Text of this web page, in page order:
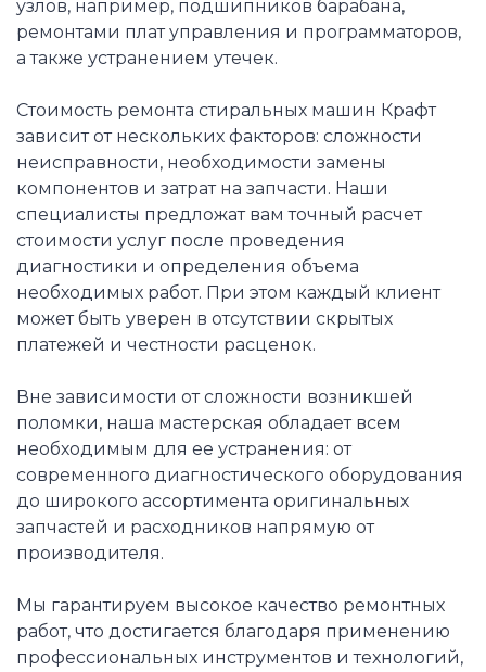
узлов, например, подшипников барабана,
ремонтами плат управления и программаторов,
а также устранением утечек.
Стоимость ремонта стиральных машин Крафт
зависит от нескольких факторов: сложности
неисправности, необходимости замены
компонентов и затрат на запчасти. Наши
специалисты предложат вам точный расчет
стоимости услуг после проведения
диагностики и определения объема
необходимых работ. При этом каждый клиент
может быть уверен в отсутствии скрытых
платежей и честности расценок.
Вне зависимости от сложности возникшей
поломки, наша мастерская обладает всем
необходимым для ее устранения: от
современного диагностического оборудования
до широкого ассортимента оригинальных
запчастей и расходников напрямую от
производителя.
Мы гарантируем высокое качество ремонтных
работ, что достигается благодаря применению
профессиональных инструментов и технологий,